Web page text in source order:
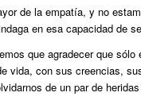
de la empatía, y no
en esa capacidad de
que agradecer que
vida, con sus creencias,
de un par de